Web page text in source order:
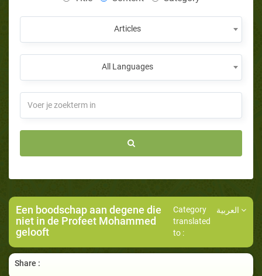
Articles
All Languages
Een boodschap aan degene die
niet in de Profeet Mohammed
gelooft
Category
translated
to :
Share :